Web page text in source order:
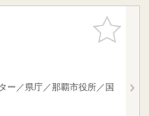
お気に入
りに追加
ー／県庁／那覇市役所／国